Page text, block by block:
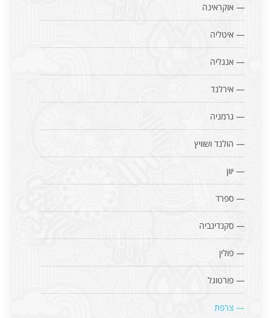
— אוקראינה
— איטליה
— אנגליה
— אירלנד
— גרמניה
— הולנד ושוויץ
— יוון
— ספרד
— סקנדינביה
— פולין
— פורטוגל
— צרפת